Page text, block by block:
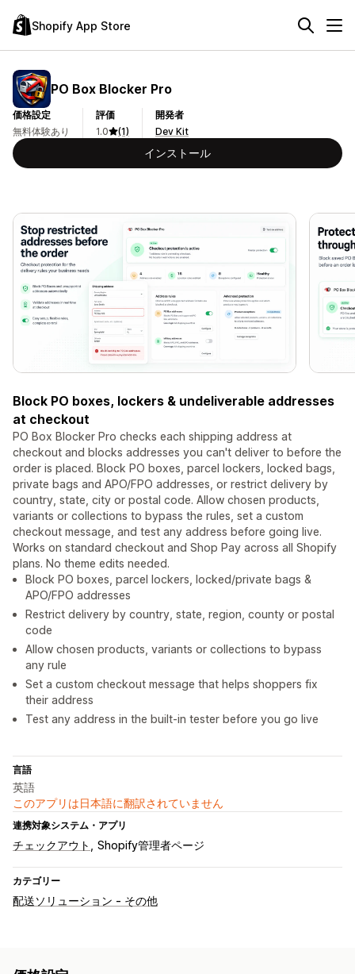
Shopify App Store
PO Box Blocker Pro
価格設定
無料体験あり
評価
1.0
(1)
開発者
Dev Kit
インストール
Block PO boxes, lockers & undeliverable addresses
at checkout
PO Box Blocker Pro checks each shipping address at
checkout and blocks addresses you can't deliver to before the
order is placed. Block PO boxes, parcel lockers, locked bags,
private bags and APO/FPO addresses, or restrict delivery by
country, state, city or postal code. Allow chosen products,
variants or collections to bypass the rules, set a custom
checkout message, and test any address before going live.
Works on standard checkout and Shop Pay across all Shopify
plans. No theme edits needed.
Block PO boxes, parcel lockers, locked/private bags &
APO/FPO addresses
Restrict delivery by country, state, region, county or postal
code
Allow chosen products, variants or collections to bypass
any rule
Set a custom checkout message that helps shoppers fix
their address
Test any address in the built-in tester before you go live
言語
英語
このアプリは日本語に翻訳されていません
連携対象システム・アプリ
チェックアウト Shopify管理者ページ
カテゴリー
配送ソリューション - その他